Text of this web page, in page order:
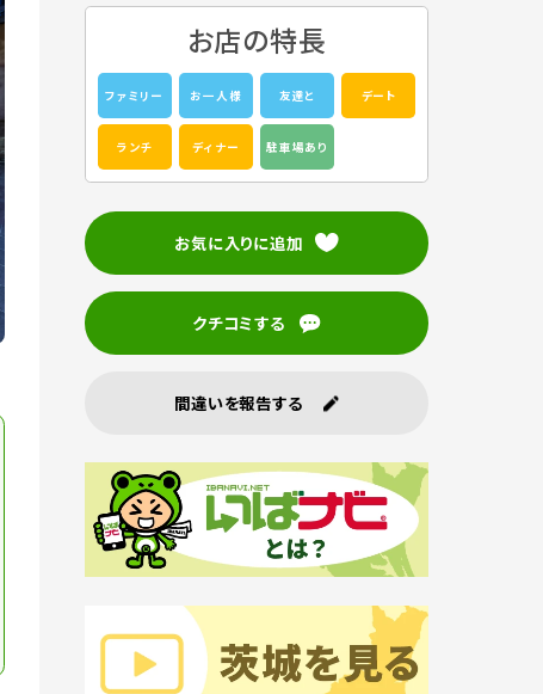
お店の特長
ファミリー お一人様 友達と デート
ランチ ディナー 駐車場あり
お気に入りに追加
クチコミする
間違いを報告する